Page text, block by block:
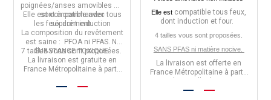
poignées/anses amovibles qui
sont à commander
séparément.
Elle estcompatible avec tous
les feux dont induction
La composition du revêtement
est saine : PFOA ni PFAS. NI
SUBSTANCE TOXIQUE
7 taillesvous sont proposées.
La livraison est gratuite en
France Métropolitaine à partir
Elle est compatible tous feux,
dont induction et four.
4 tailles vous sont proposées.
SANS PFAS ni matière nocive.
La livraison est offerte en
France Métropolitaine à partir